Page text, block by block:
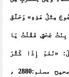
مِثْلُ هَذِهِ» وَحَلَّقَ
بِنْتُ جَحْشٍ فَقُلْتُ يَا
«نَعَمْ إِذَا كَثُرَ
صحيح البخاري:7135 الفتن- صحيح مسلم:2880 ،